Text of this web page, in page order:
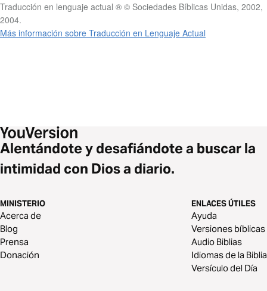
Traducción en lenguaje actual ® © Sociedades Bíblicas Unidas, 2002,
2004.
Más información sobre Traducción en Lenguaje Actual
Alentándote y desafiándote a buscar la
intimidad con Dios a diario.
MINISTERIO
Acerca de
Blog
Prensa
Donación
ENLACES ÚTILES
Ayuda
Versiones bíblicas
Audio Biblias
Idiomas de la Biblia
Versículo del Día